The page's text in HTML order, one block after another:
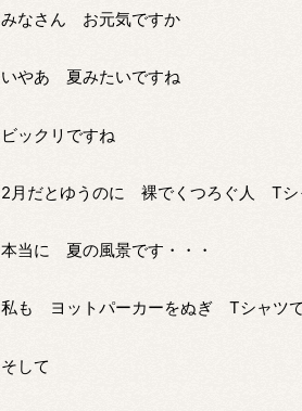
みなさん お元気ですか
いやあ 夏みたいですね
ビックリですね
2月だとゆうのに 裸でくつろぐ人 Tシ
本当に 夏の風景です・・・
私も ヨットパーカーをぬぎ Tシャツ
そして